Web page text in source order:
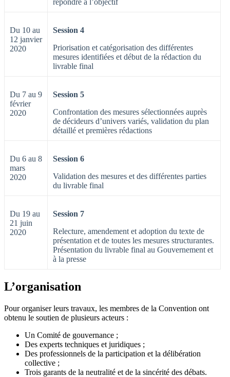
répondre à l’objectif
Du 10 au
12 janvier
2020
Session 4
Priorisation et catégorisation des différentes
mesures identifiées et début de la rédaction du
livrable final
Du 7 au 9
février
2020
Session 5
Confrontation des mesures sélectionnées auprès
de décideurs d’univers variés, validation du plan
détaillé et premières rédactions
Du 6 au 8
mars
2020
Session 6
Validation des mesures et des différentes parties
du livrable final
Du 19 au
21 juin
2020
Session 7
Relecture, amendement et adoption du texte de
présentation et de toutes les mesures structurantes.
Présentation du livrable final au Gouvernement et
à la presse
L’organisation
Pour organiser leurs travaux, les membres de la Convention ont
obtenu le soutien de plusieurs acteurs :
Un Comité de gouvernance ;
Des experts techniques et juridiques ;
Des professionnels de la participation et la délibération
collective ;
Trois garants de la neutralité et de la sincérité des débats.